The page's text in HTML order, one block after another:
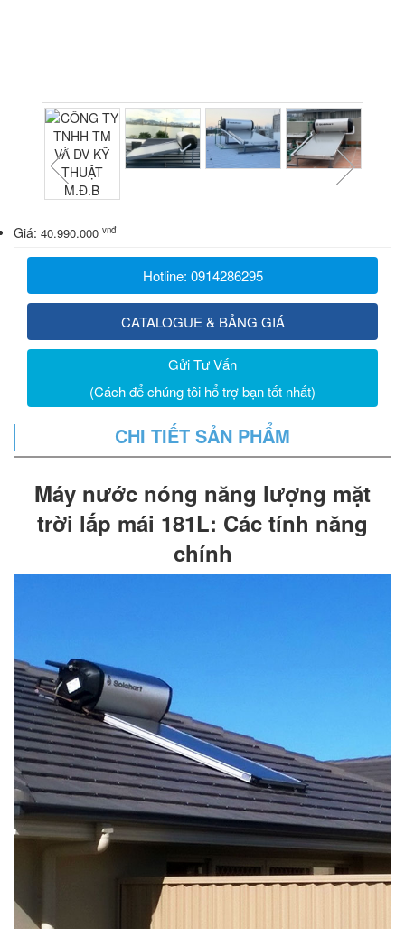
Giá: 40.990.000 vnđ
Hotline: 0914286295
CATALOGUE & BẢNG GIÁ
Gửi Tư Vấn
(Cách để chúng tôi hổ trợ bạn tốt nhất)
CHI TIẾT SẢN PHẨM
Máy nước nóng năng lượng mặt
trời lắp mái 181L: Các tính năng
chính